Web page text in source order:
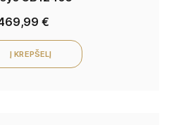
€
Į KREPŠELĮ